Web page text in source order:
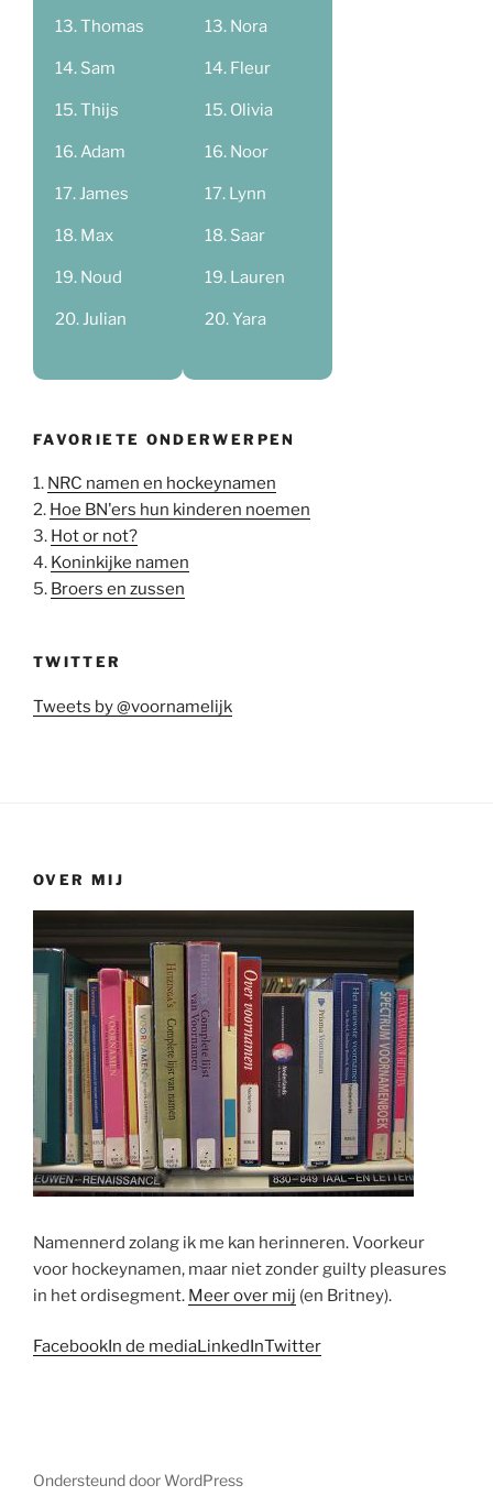
Thomas
Sam
Thijs
Adam
James
Max
Noud
Julian
Nora
Fleur
Olivia
Noor
Lynn
Saar
Lauren
Yara
FAVORIETE ONDERWERPEN
1. NRC namen en hockeynamen
2. Hoe BN'ers hun kinderen noemen
3. Hot or not?
4. Koninkijke namen
5. Broers en zussen
TWITTER
Tweets by @voornamelijk
OVER MIJ
Namennerd zolang ik me kan herinneren. Voorkeur
voor hockeynamen, maar niet zonder guilty pleasures
in het ordisegment. Meer over mij (en Britney).
FacebookIn de mediaLinkedInTwitter
Ondersteund door WordPress